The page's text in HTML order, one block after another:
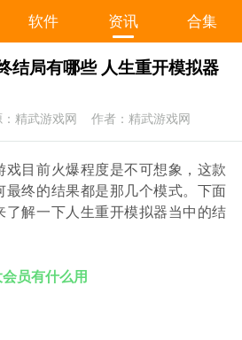
软件 资讯 合集
结局有哪些 人生重开模拟器
精武游戏网 作者：精武游戏网
戏目前火爆程度是不可想象，这款
最终的结果都是那几个模式。下面
了解一下人生重开模拟器当中的结
员有什么用